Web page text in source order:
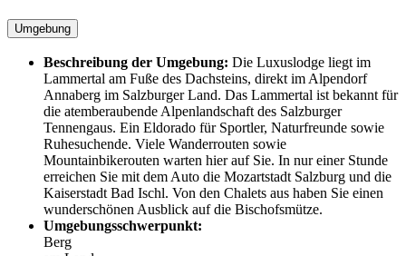
Umgebung
Beschreibung der Umgebung: Die Luxuslodge liegt im
Lammertal am Fuße des Dachsteins, direkt im Alpendorf
Annaberg im Salzburger Land. Das Lammertal ist bekannt für
die atemberaubende Alpenlandschaft des Salzburger
Tennengaus. Ein Eldorado für Sportler, Naturfreunde sowie
Ruhesuchende. Viele Wanderrouten sowie
Mountainbikerouten warten hier auf Sie. In nur einer Stunde
erreichen Sie mit dem Auto die Mozartstadt Salzburg und die
Kaiserstadt Bad Ischl. Von den Chalets aus haben Sie einen
wunderschönen Ausblick auf die Bischofsmütze.
Umgebungsschwerpunkt:
Berg